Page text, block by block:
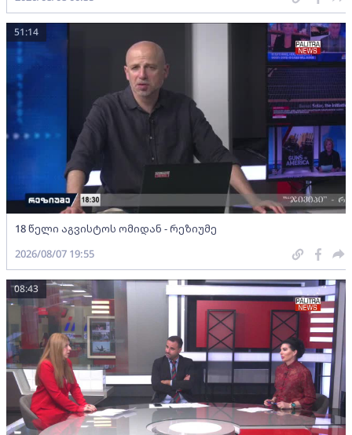
18 წელი აგვისტოს ომიდან - რეზიუმე
51:14
2026/08/07 19:55
08:43